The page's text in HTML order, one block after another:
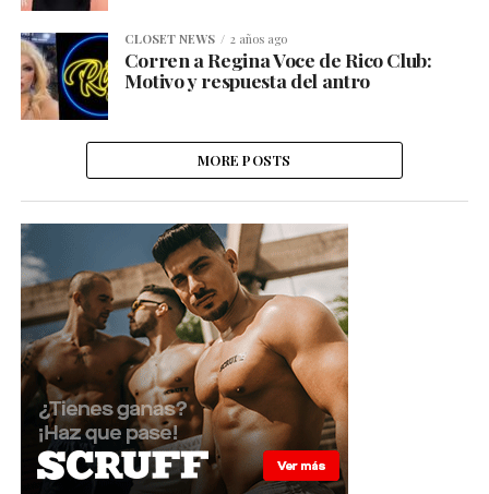
CLOSET NEWS 2 años ago
Corren a Regina Voce de Rico Club:
Motivo y respuesta del antro
MORE POSTS